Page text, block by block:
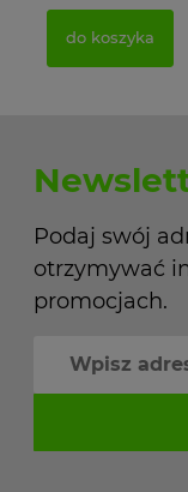
do koszyka
Podaj swój
otrzymywać
promocjach.